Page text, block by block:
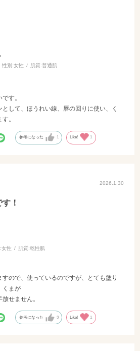
。
いこと。
もトラブルなく使えるのでしょうが…
り塗ることをオススメします。
性別:女性 肌質:普通肌
す。
して、ほうれい線、唇の回りに使い、く
。
参考になった 1 Like! 1
2026.1.30
！
女性 肌質:乾性肌
ので、使っているのですが、とても塗り
くまが
せません。
参考になった 3 Like! 1